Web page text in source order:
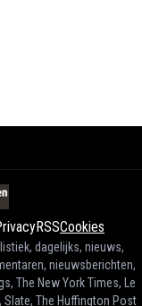
RSSCookies
dagelijks, nieuws,
nieuwsberichten,
The New York Times, Le
Slate, The Huffington Post